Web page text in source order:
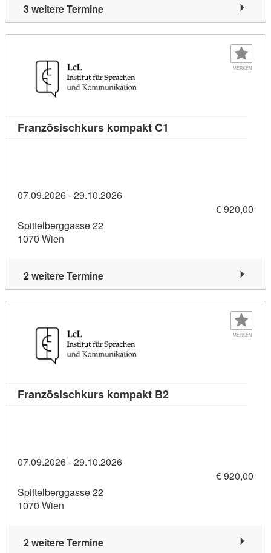
3 weitere Termine
MERKEN
Französischkurs kompakt C1
07.09.2026 - 29.10.2026
€ 920,00
Spittelberggasse 22
1070 Wien
2 weitere Termine
MERKEN
Französischkurs kompakt B2Kursdetail:
07.09.2026 - 29.10.2026
€ 920,00
Spittelberggasse 22
1070 Wien
2 weitere Termine